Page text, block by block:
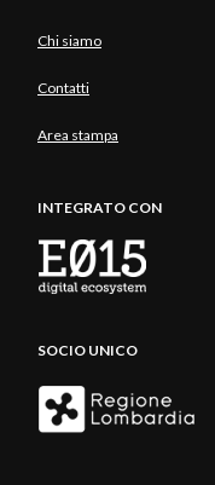
Chi siamo
Contatti
Area stampa
INTEGRATO CON
SOCIO UNICO